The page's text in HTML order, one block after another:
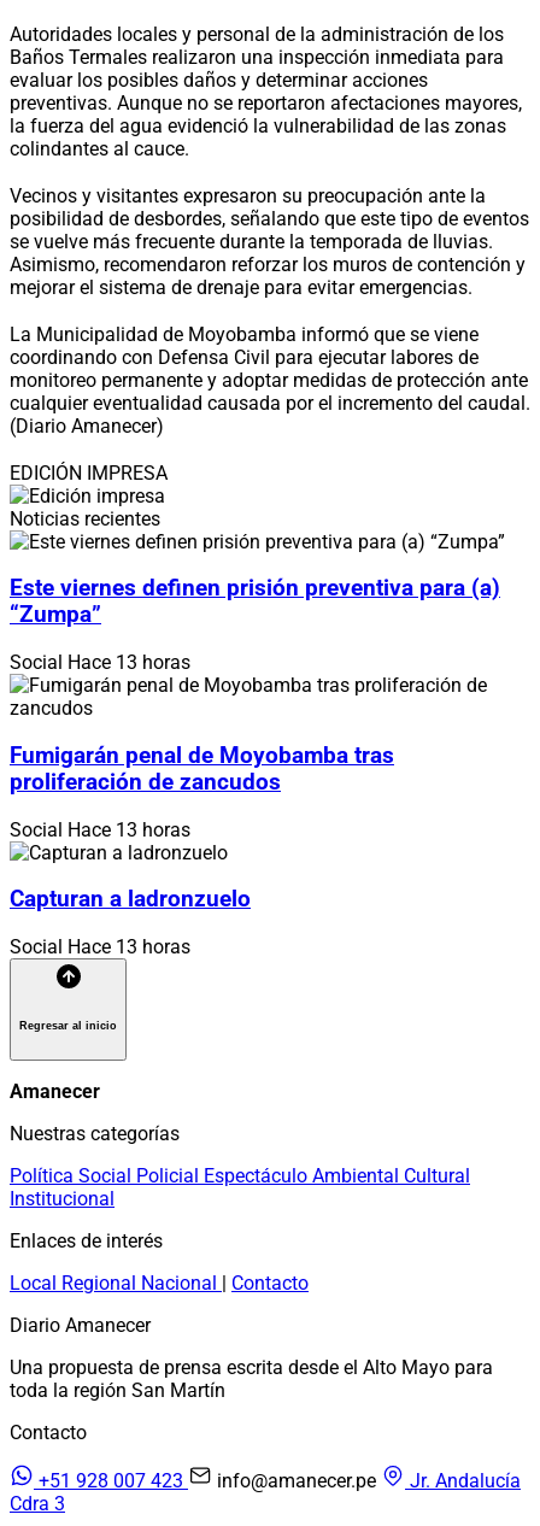
Autoridades locales y personal de la administración de los
Baños Termales realizaron una inspección inmediata para
evaluar los posibles daños y determinar acciones
preventivas. Aunque no se reportaron afectaciones mayores,
la fuerza del agua evidenció la vulnerabilidad de las zonas
colindantes al cauce.
Vecinos y visitantes expresaron su preocupación ante la
posibilidad de desbordes, señalando que este tipo de eventos
se vuelve más frecuente durante la temporada de lluvias.
Asimismo, recomendaron reforzar los muros de contención y
mejorar el sistema de drenaje para evitar emergencias.
La Municipalidad de Moyobamba informó que se viene
coordinando con Defensa Civil para ejecutar labores de
monitoreo permanente y adoptar medidas de protección ante
cualquier eventualidad causada por el incremento del caudal.
(Diario Amanecer)
EDICIÓN IMPRESA
Noticias recientes
Este viernes definen prisión preventiva para (a)
“Zumpa”
Social Hace 13 horas
Fumigarán penal de Moyobamba tras
proliferación de zancudos
Social Hace 13 horas
Capturan a ladronzuelo
Social Hace 13 horas
Regresar al inicio
Amanecer
Nuestras categorías
Política Social Policial Espectáculo Ambiental Cultural
Institucional
Enlaces de interés
Local Regional Nacional | Contacto
Diario Amanecer
Una propuesta de prensa escrita desde el Alto Mayo para
toda la región San Martín
Contacto
+51 928 007 423 info@amanecer.pe
Jr. Andalucía
Cdra 3